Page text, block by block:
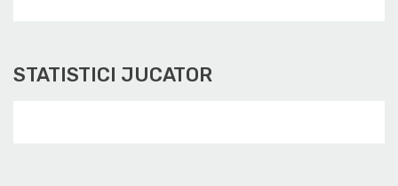
STATISTICI JUCATOR